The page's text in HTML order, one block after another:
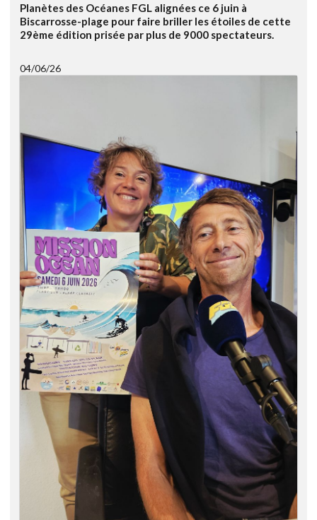
Planètes des Océanes FGL alignées ce 6 juin à
Biscarrosse-plage pour faire briller les étoiles de cette
29ème édition prisée par plus de 9000 spectateurs.
04/06/26